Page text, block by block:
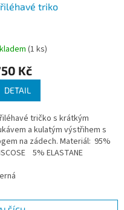
triko
(1 ks)
Kč
DETAIL
tričko s krátkým
a kulatým výstřihem s
na zádech. Materiál: 95%
5% ELASTANE